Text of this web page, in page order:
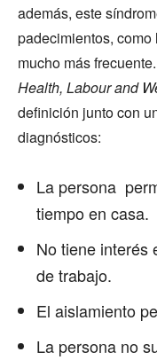
además, este
padecimientos,
mucho más
Health, Labour and
definición junto con
diagnósticos:
La persona
tiempo en casa.
No tiene interés
de trabajo.
El aislamiento
La persona no